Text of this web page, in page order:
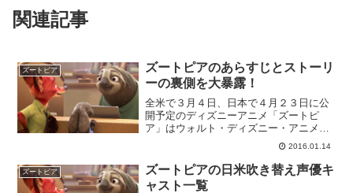
関連記事
ズートピア
ズートピアのあらすじとストーリ
ーの裏側を大暴露！
全米で３月４日、日本で４月２３日に公
開予定のディズニーアニメ「ズートピ
ア」はウォルト・ディズニー・アニメー
ション・スタジオ製作の作品としては５
５本目、「ベイマックス」以来実に１年
４ヶ月ぶりのリリースとなる注目作品
だ。そこで今回は「ズートピア...
2016.01.14
ズートピア
ズートピアの日米吹き替え声優キ
ャスト一覧